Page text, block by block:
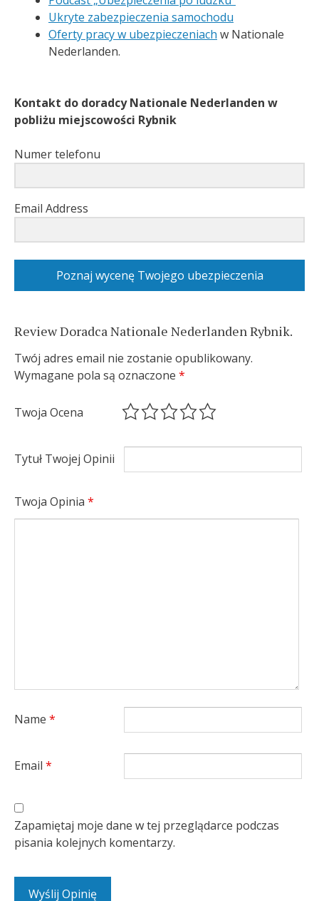
Ukryte zabezpieczenia samochodu
Oferty pracy w ubezpieczeniach w Nationale
Nederlanden.
Kontakt do doradcy Nationale Nederlanden w
pobliżu miejscowości Rybnik
Numer telefonu
Email Address
Poznaj wycenę Twojego ubezpieczenia
Review Doradca Nationale Nederlanden Rybnik.
Twój adres email nie zostanie opublikowany.
Wymagane pola są oznaczone *
Twoja Ocena
Tytuł Twojej Opinii
Twoja Opinia *
Name *
Email *
Zapamiętaj moje dane w tej przeglądarce podczas
pisania kolejnych komentarzy.